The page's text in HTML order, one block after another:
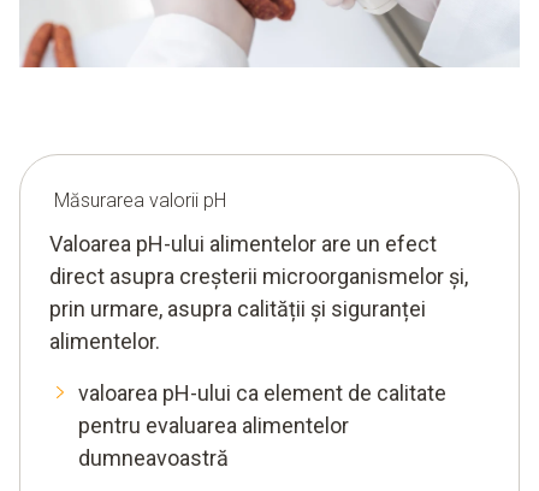
Măsurarea valorii pH
Valoarea pH-ului alimentelor are un efect
direct asupra creșterii microorganismelor și,
prin urmare, asupra calității și siguranței
alimentelor.
valoarea pH-ului ca element de calitate
pentru evaluarea alimentelor
dumneavoastră